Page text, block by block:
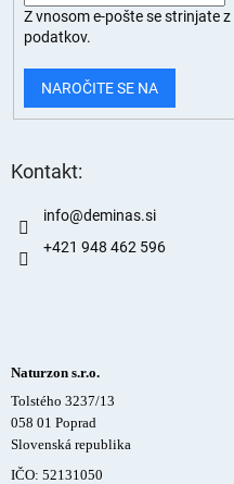
Z vnosom e-pošte se strinjate z
podatkov.
NAROČITE SE NA
Kontakt:
info@deminas.si
+421 948 462 596
Naturzon s.r.o.
Tolstého 3237/13
058 01 Poprad
Slovenská republika
IČO: 52131050